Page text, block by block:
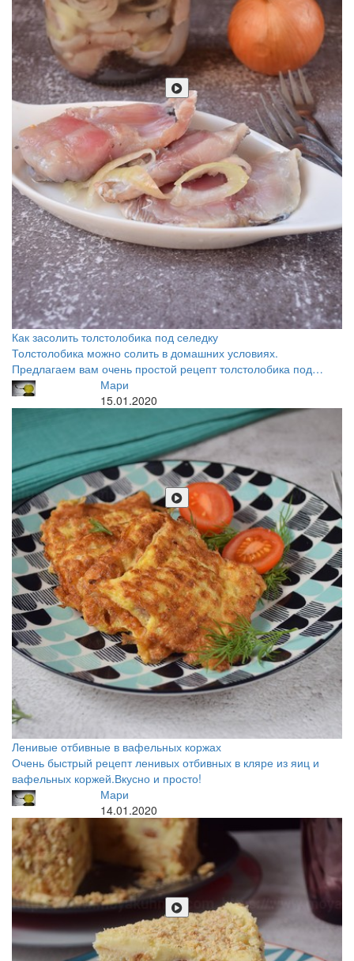
Как засолить толстолобика под селедку
Толстолобика можно солить в домашних условиях.
Предлагаем вам очень простой рецепт толстолобика под…
Мари
15.01.2020
Ленивые отбивные в вафельных коржах
Очень быстрый рецепт ленивых отбивных в кляре из яиц и
вафельных коржей.Вкусно и просто!
Мари
14.01.2020